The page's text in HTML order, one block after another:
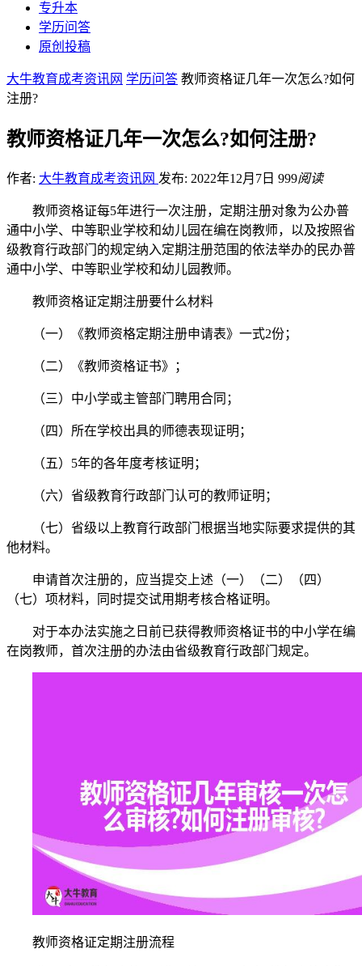
专升本
学历问答
原创投稿
大牛教育成考资讯网 学历问答 教师资格证几年一次怎么?如何
注册?
教师资格证几年一次怎么?如何注册?
作者: 大牛教育成考资讯网 发布: 2022年12月7日 999阅读
教师资格证每5年进行一次注册，定期注册对象为公办普
通中小学、中等职业学校和幼儿园在编在岗教师，以及按照省
级教育行政部门的规定纳入定期注册范围的依法举办的民办普
通中小学、中等职业学校和幼儿园教师。
教师资格证定期注册要什么材料
（一）《教师资格定期注册申请表》一式2份；
（二）《教师资格证书》；
（三）中小学或主管部门聘用合同；
（四）所在学校出具的师德表现证明；
（五）5年的各年度考核证明；
（六）省级教育行政部门认可的教师证明；
（七）省级以上教育行政部门根据当地实际要求提供的其
他材料。
申请首次注册的，应当提交上述（一）（二）（四）
（七）项材料，同时提交试用期考核合格证明。
对于本办法实施之日前已获得教师资格证书的中小学在编
在岗教师，首次注册的办法由省级教育行政部门规定。
教师资格证定期注册流程